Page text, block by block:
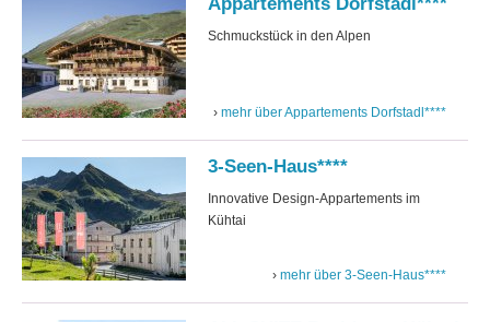
Schmuckstück in den Alpen
mehr über Appartements Dorfstadl****
3-Seen-Haus****
Innovative Design-Appartements im
Kühtai
mehr über 3-Seen-Haus****